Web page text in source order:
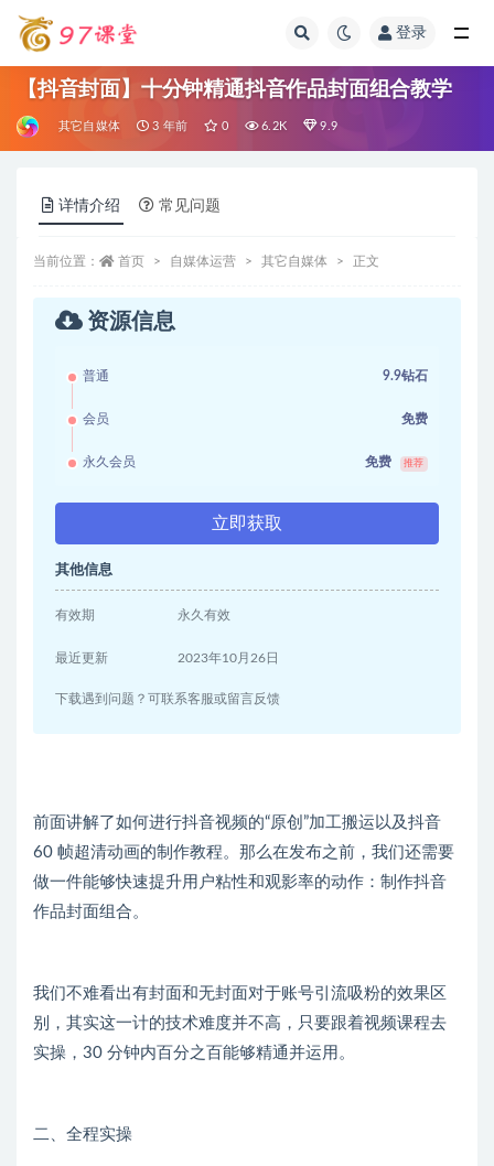
登录
【抖音封面】十分钟精通抖音作品封面组合教学
其它自媒体 3 年前 0 6.2K 9.9
详情介绍 常见问题
当前位置： 首页 自媒体运营 其它自媒体 正文
资源信息
普通 9.9钻石
会员 免费
永久会员 免费 推荐
立即获取
其他信息
有效期 永久有效
最近更新 2023年10月26日
下载遇到问题？可联系客服或留言反馈
前面讲解了如何进行抖音视频的“原创”加工搬运以及抖音
60 帧超清动画的制作教程。那么在发布之前，我们还需要
做一件能够快速提升用户粘性和观影率的动作：制作抖音
作品封面组合。
我们不难看出有封面和无封面对于账号引流吸粉的效果区
别，其实这一计的技术难度并不高，只要跟着视频课程去
实操，30 分钟内百分之百能够精通并运用。
二、全程实操